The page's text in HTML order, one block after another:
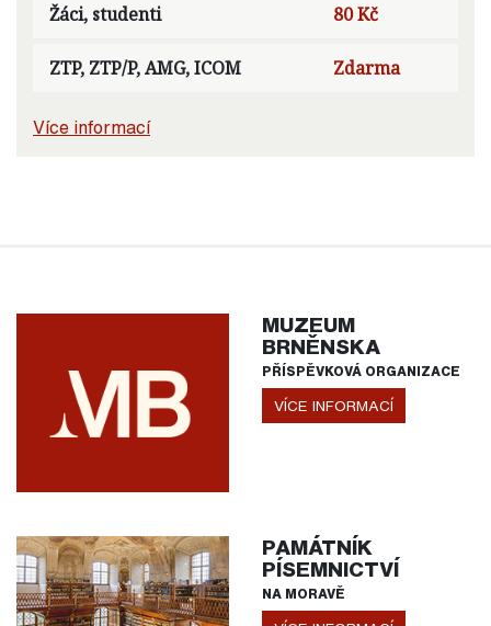
Žáci, studenti 80 Kč
ZTP, ZTP/P, AMG, ICOM Zdarma
Více informací
MUZEUM
BRNĚNSKA
PŘÍSPĚVKOVÁ ORGANIZACE
VÍCE INFORMACÍ
PAMÁTNÍK
PÍSEMNICTVÍ
NA MORAVĚ